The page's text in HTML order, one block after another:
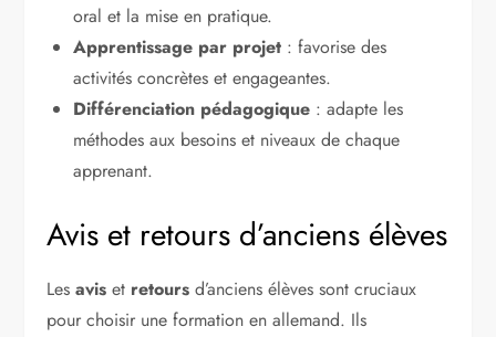
oral et la mise en pratique.
Apprentissage par projet : favorise des
activités concrètes et engageantes.
Différenciation pédagogique : adapte les
méthodes aux besoins et niveaux de chaque
apprenant.
Avis et retours d’anciens élèves
Lesavis et retours d’anciens élèves sont cruciaux
pour choisir une formation en allemand. Ils